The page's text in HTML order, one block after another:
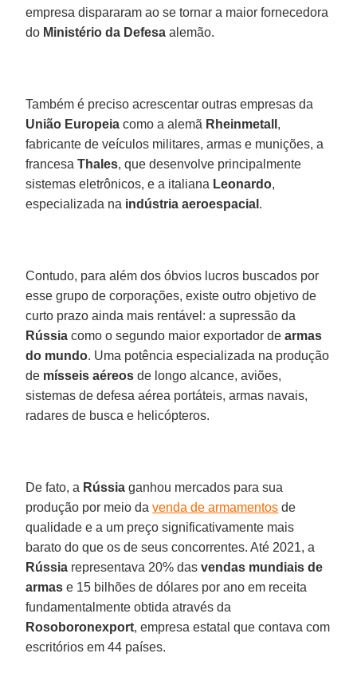
empresa dispararam ao se tornar a maior fornecedora
do Ministério da Defesa alemão.
Também é preciso acrescentar outras empresas da
União Europeia como a alemã Rheinmetall ,
fabricante de veículos militares, armas e munições, a
francesaThales, que desenvolve principalmente
sistemas eletrônicos, e a italiana Leonardo,
especializada na indústria aeroespacial .
Contudo, para além dos óbvios lucros buscados por
esse grupo de corporações, existe outro objetivo de
curto prazo ainda mais rentável: a supressão da
Rússia como o segundo maior exportador dearmas
do mundo. Uma potência especializada na produção
de mísseis aéreos de longo alcance, aviões,
sistemas de defesa aérea portáteis, armas navais,
radares de busca e helicópteros.
De fato, a Rússia ganhou mercados para sua
produção por meio davenda de armamentos de
qualidade e a um preço significativamente mais
barato do que os de seus concorrentes. Até 2021, a
Rússia representava 20% dasvendas mundiais de
armas e 15 bilhões de dólares por ano em receita
fundamentalmente obtida através da
Rosoboronexport, empresa estatal que contava com
escritórios em 44 países.